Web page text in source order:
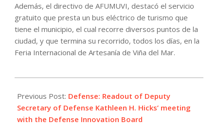
Además, el directivo de AFUMUVI, destacó el servicio
gratuito que presta un bus eléctrico de turismo que
tiene el municipio, el cual recorre diversos puntos de la
ciudad, y que termina su recorrido, todos los días, en la
Feria Internacional de Artesanía de Viña del Mar.
01-
29
Previous Post: Defense: Readout of Deputy
Secretary of Defense Kathleen H. Hicks’ meeting
with the Defense Innovation Board